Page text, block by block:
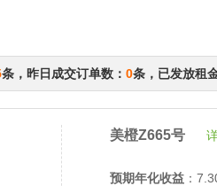
条，昨日成交订单数： 0条，已发放租
美橙Z665号
预期年化收益 ：